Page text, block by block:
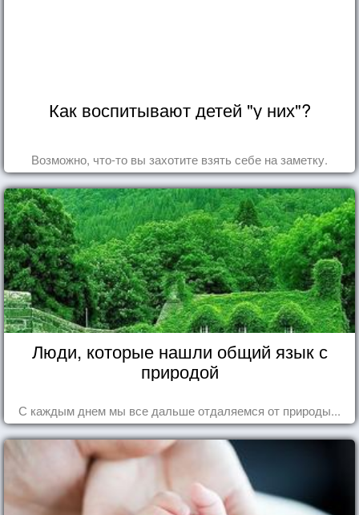
Как воспитывают детей "у них"?
Возможно, что-то вы захотите взять себе на заметку.
Люди, которые нашли общий язык с
природой
С каждым днем мы все дальше отдаляемся от природы...